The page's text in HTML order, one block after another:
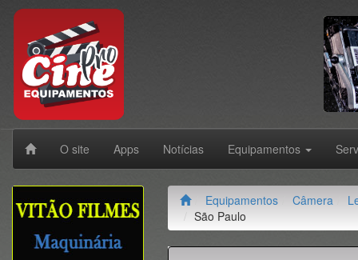
O site Apps Notícias Equipamentos
Equipamentos Câmera
São Paulo